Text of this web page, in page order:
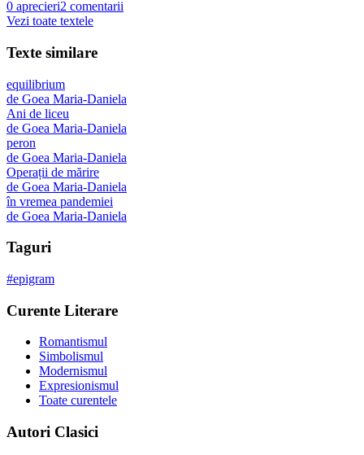
0 aprecieri2 comentarii
Vezi toate textele
Texte similare
equilibrium
de Goea Maria-Daniela
Ani de liceu
de Goea Maria-Daniela
peron
de Goea Maria-Daniela
Operații de mărire
de Goea Maria-Daniela
în vremea pandemiei
de Goea Maria-Daniela
Taguri
#epigram
Curente Literare
Romantismul
Simbolismul
Modernismul
Expresionismul
Toate curentele
Autori Clasici